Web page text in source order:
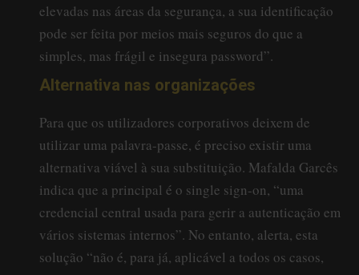
elevadas nas áreas da segurança, a sua identificação
pode ser feita por meios mais seguros do que a
simples, mas frágil e insegura password”.
Alternativa nas organizações
Para que os utilizadores corporativos deixem de
utilizar uma palavra-passe, é preciso existir uma
alternativa viável à sua substituição. Mafalda Garcês
indica que a principal é o single sign-on, “uma
credencial central usada para gerir a autenticação em
vários sistemas internos”. No entanto, alerta, esta
solução “não é, para já, aplicável a todos os casos,